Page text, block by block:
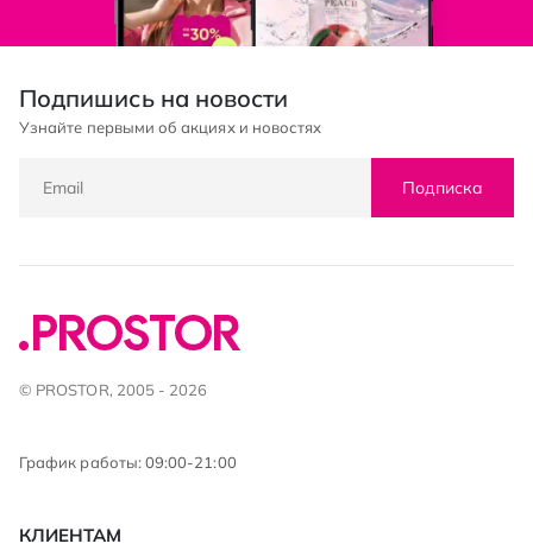
Подпишись на новости
Узнайте первыми об акциях и новостях
Подписка
© PROSTOR, 2005 - 2026
График работы: 09:00-21:00
КЛИЕНТАМ